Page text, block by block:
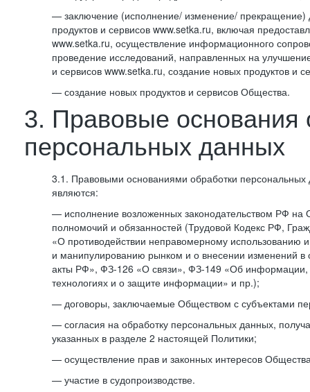
— заключение (исполнение/ изменение/ прекращение)
продуктов и сервисов www.setka.ru, включая
www.setka.ru, осуществление информационного
проведение исследований, направленных на
и сервисов www.setka.ru, создание новых продуктов и
— создание новых продуктов и сервисов Общества.
3. Правовые основания
персональных данных
3.1. Правовыми основаниями обработки
являются:
— исполнение возложенных законодательством РФ на
полномочий и обязанностей (Трудовой Кодекс РФ,
«О противодействии неправомерному использованию
и манипулированию рынком и о внесении изменений в
акты РФ», ФЗ-126 «О связи», ФЗ-149 «Об
технологиях и о защите информации» и пр.);
— договоры, заключаемые Обществом с субъектами
— согласия на обработку персональных данных,
указанных в разделе 2 настоящей Политики;
— осуществление прав и законных интересов
— участие в судопроизводстве.